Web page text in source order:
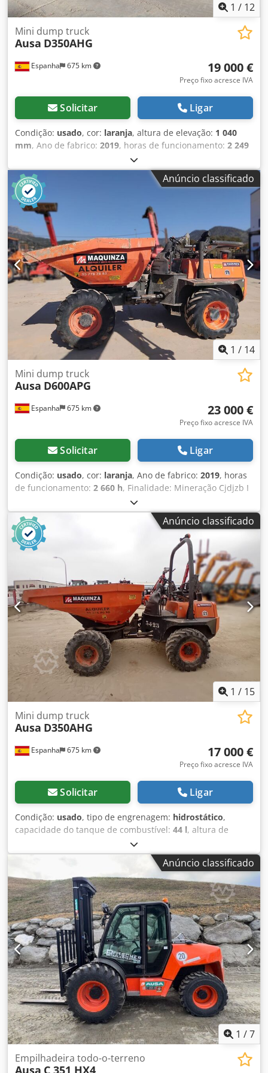
1 / 12
Espanha 675 km
Mini dump truck
Ausa D350AHG
19 000 €
Preço fixo acresce IVA
Solicitar Ligar
Condição: usado, cor: laranja, altura de elevação: 1 040
mm, Ano de fabrico: 2019, horas de funcionamento: 2 249
, Utilização: mineração Chedjymmhaopfx Af Hja Peso em
vazio: 2.780 kg Carga útil: 3.500 kg Peso bruto total: 6.280
kg Dimensões (C x L x A): 412 x 186 x 296 cm Tipo de motor:
Kubota Kubota
Anúncio classificado
1 / 14
Espanha 675 km
Mini dump truck
Ausa D600APG
23 000 €
Preço fixo acresce IVA
Solicitar Ligar
Condição: usado, cor: laranja, Ano de fabrico: 2019, horas
de funcionamento: 2 660 h, Finalidade: Mineração Cjdjzb I
Ukepfx Af Hoha Marca do motor: Kubota
Anúncio classificado
1 / 15
Espanha 675 km
Mini dump truck
Ausa D350AHG
17 000 €
Preço fixo acresce IVA
Solicitar Ligar
Condição: usado, tipo de engrenagem: hidrostático,
capacidade do tanque de combustível: 44 l, altura de
, Ano de fabrico:
funcionamento:3 420 h, Transmissão: 2 velocidades
Finalidade: Mineração Peso vazio: 2.780 kg Chodpfxjy Nctlj
Af Hoa Carga útil: 3.500 kg Peso bruto total: 6.280 kg
Dimensões (C x L x A): 412 x 186 x 296 cm Capacidade do
compartimento de carga: 2.737 l
Anúncio classificado
1 /7
Empilhadeira todo-o-terreno
Ausa C 351 HX4